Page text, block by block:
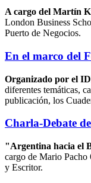
A cargo del Martín
London Business
Puerto de Negocios.
En el marco del
Organizado por el
diferentes temáticas,
publicación, los
Charla-Debate
"Argentina hacia el
cargo de Mario
y Escritor.